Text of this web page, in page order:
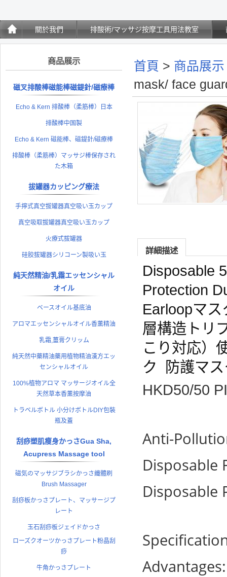
關於我們 排酸術/マッサジ按摩工具用法教室
商品展示
磁叉排酸棒磁能棒磁鍉針/磁療棒
Echo & Kern 排酸棒（柔筋棒）日本
排酸棒中国製
Echo & Kern 磁能棒、磁鍉針/磁療棒
排酸棒（柔筋棒）マッサジ棒保存され
た木箱
拔罐器カッピング療法
手擰式真空拔罐器真空吸い玉カップ
真空吸取拔罐器真空吸い玉カップ
火療式拔罐器
硅胶拔罐器シリコーン製吸い玉
純天然精油/乳霜エッセンシャル
オイル
ベースオイル基底油
アロマエッセンシャルオイル香薰精油
乳霜,薑膏クリッム
純天然中藥精油藥用植物精油漢方エッ
センシャルオイル
100%植物アロマ マッサージオイル全
天然草本香薰按摩油
トラベルボトル 小分けボトルDIY包裝
瓶及蓋
刮痧塑肌瘦身かっさGua Sha,
Acupress Massage tool
磁気のマッサジブラシかっさ纖體刷
Brush Massager
刮痧板かっさプレート、マッサージプ
レート
玉石刮痧板ジェイドかっさ
ローズクオーツかっさプレート粉晶刮
痧
牛角かっさプレート
首頁 > 商品展示
mask/ face
詳細描述
Disposable
Protection
Earloopマス
層構造トリ
こり対応）
ク 防護マ
HKD50/50
Anti-
Disposable
Disposable